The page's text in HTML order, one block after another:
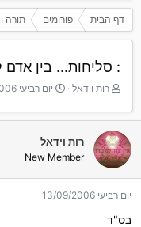
דף הבית פורומים תורה
: סליחות... בין אדם
T
r
e
a
d
a
r
רות וידאל
ת
ר
ך
ה
ל
יום רביעי 13/09/2006
רות וידאל
New Member
יום רביעי 13/09/2006
בס"ד